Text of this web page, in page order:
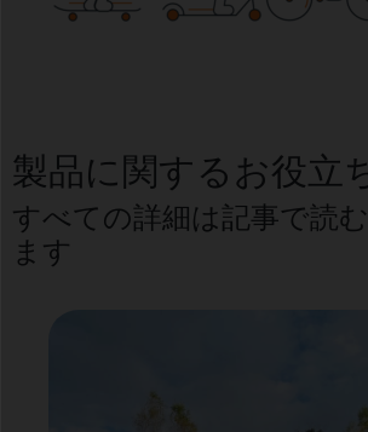
製品に関するお役立
すべての詳細は記事で読
ます